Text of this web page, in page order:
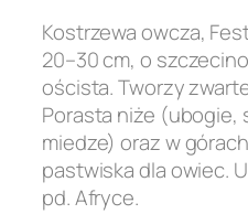
Kostrzewa owcza,
20–30 cm, o
oścista. Tworzy
Porasta niże (ubogie,
miedze) oraz w
pastwiska dla owiec.
pd. Afryce.